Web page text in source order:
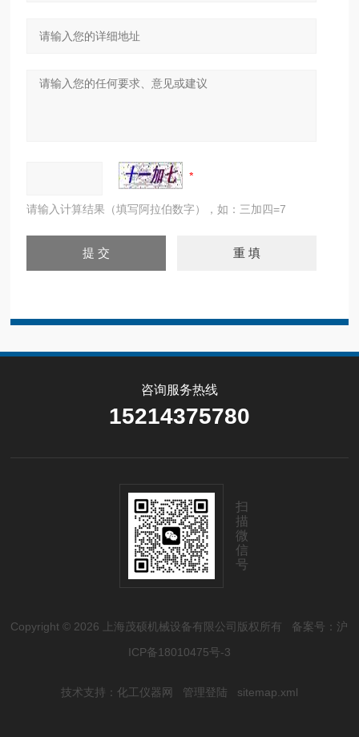
请输入计算结果（填写阿拉伯数字），如：三加四=7
咨询服务热线
15214375780
扫
描
微
信
号
Copyright © 2026 上海茂硕机械设备有限公司版权所有 备案号：沪
ICP备18010475号-3
技术支持： 化工仪器网 管理登陆 sitemap.xml